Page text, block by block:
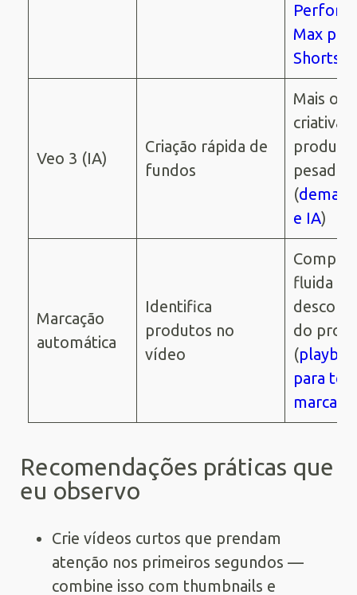
Max
Shorts
Veo 3 (IA)
Criação rápida de
fundos
Mais
criativas
pesada
(
e IA)
Marcação
automática
Identifica
produtos no
vídeo
Compra
fluida e
do
(
para
Recomendações práticas que
eu observo
Crie vídeos curtos que prendam
atenção nos primeiros segundos —
combine isso com thumbnails e